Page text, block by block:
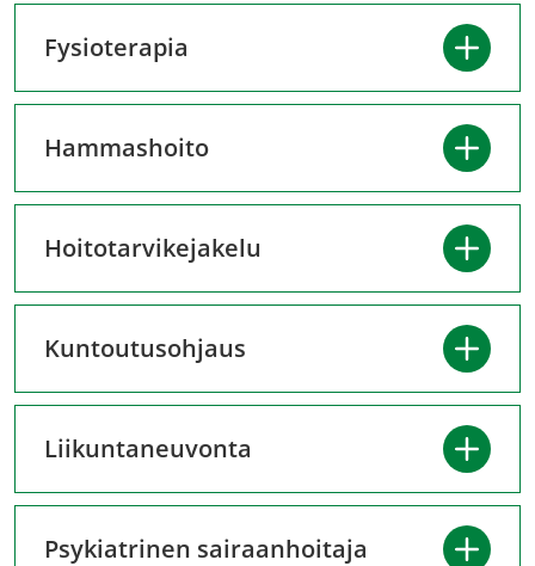
Fysioterapia
Hammashoito
Hoitotarvikejakelu
Kuntoutusohjaus
Liikuntaneuvonta
Psykiatrinen sairaanhoitaja